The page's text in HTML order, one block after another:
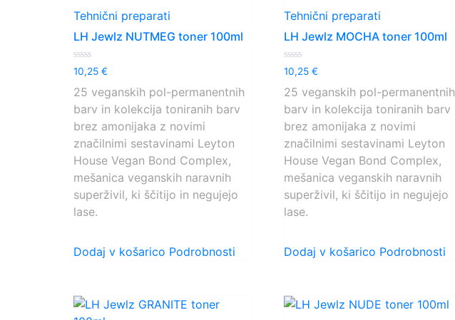
Tehnični preparati
LH Jewlz NUTMEG toner 100ml
Ocenjeno
0
od
5
10,25 €
25 veganskih pol-permanentnih
barv in kolekcija toniranih barv
brez amonijaka z novimi
značilnimi sestavinami Leyton
House Vegan Bond Complex,
mešanica veganskih naravnih
superživil, ki ščitijo in negujejo
lase.
Dodaj v košarico Podrobnosti
Tehnični preparati
LH Jewlz MOCHA toner 100ml
Ocenjeno
0
od
5
10,25 €
25 veganskih pol-permanentnih
barv in kolekcija toniranih barv
brez amonijaka z novimi
značilnimi sestavinami Leyton
House Vegan Bond Complex,
mešanica veganskih naravnih
superživil, ki ščitijo in negujejo
lase.
Dodaj v košarico Podrobnosti